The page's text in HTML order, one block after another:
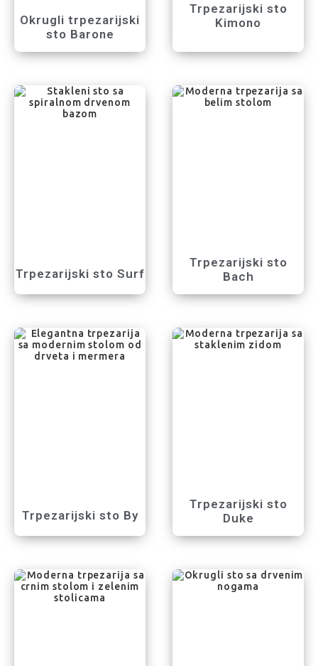
Okrugli trpezarijski
sto Barone
Trpezarijski sto
Kimono
Trpezarijski sto Surf
Trpezarijski sto
Bach
Trpezarijski sto By
Trpezarijski sto
Duke